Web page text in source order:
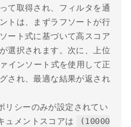
て取得され、フィルタを通
トは、まずラフソートが行
ート式に基づいて高スコア
選択されます。次に、上位
インソート式を使用して正
され、最適な結果が返され
リシーのみが設定されてい
ュメントスコアは
(10000